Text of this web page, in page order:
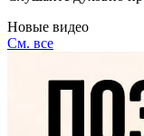
Новые видео
См. все